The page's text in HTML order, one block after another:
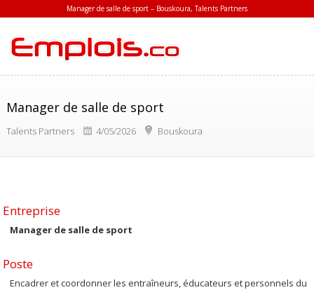
Manager de salle de sport – Bouskoura, Talents Partners
Manager de salle de sport
Talents Partners 4/05/2026 Bouskoura
Entreprise
Manager de salle de sport
Poste
Encadrer et coordonner les entraîneurs, éducateurs et personnels du